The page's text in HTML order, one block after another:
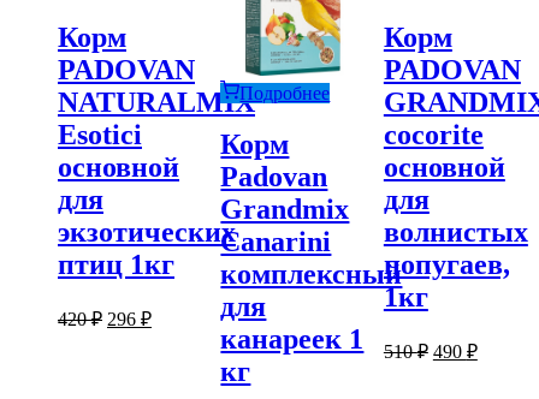
Корм
PADOVAN
NATURALMIX
Esotici
основной
для
экзотических
птиц 1кг
420₽ Первоначальная
296 ₽Текущая
Подробнее
Корм
Padovan
Grandmix
Canarini
комплексный
для
канареек 1
кг
Корм
PADOVAN
cocorite
основной
для
волнистых
попугаев,
1кг
510₽ 490 ₽